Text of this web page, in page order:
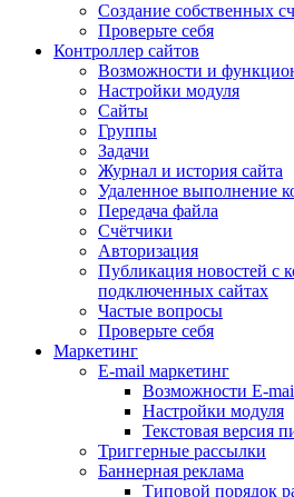
Создание собственных
Проверьте себя
Контроллер сайтов
Возможности и
Настройки модуля
Сайты
Группы
Задачи
Журнал и история сайта
Удаленное выполнение
Передача файла
Счётчики
Авторизация
Публикация новостей с
подключенных сайтах
Частые вопросы
Проверьте себя
Маркетинг
E-mail маркетинг
Возможности E-
Настройки модуля
Текстовая версия
Триггерные рассылки
Баннерная реклама
Типовой порядок